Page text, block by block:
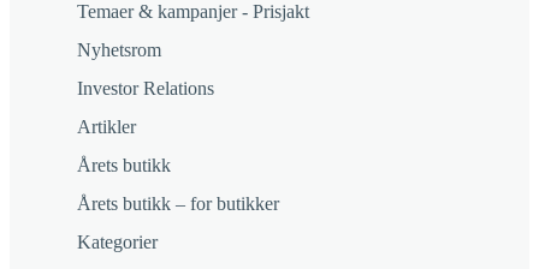
Temaer & kampanjer - Prisjakt
Nyhetsrom
Investor Relations
Artikler
Årets butikk
Årets butikk – for butikker
Kategorier